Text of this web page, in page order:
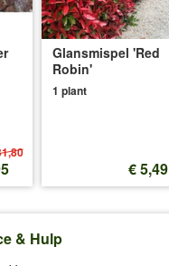
Glansmispel 'Red
Robin'
1 plant
€ 5,49
& Hulp